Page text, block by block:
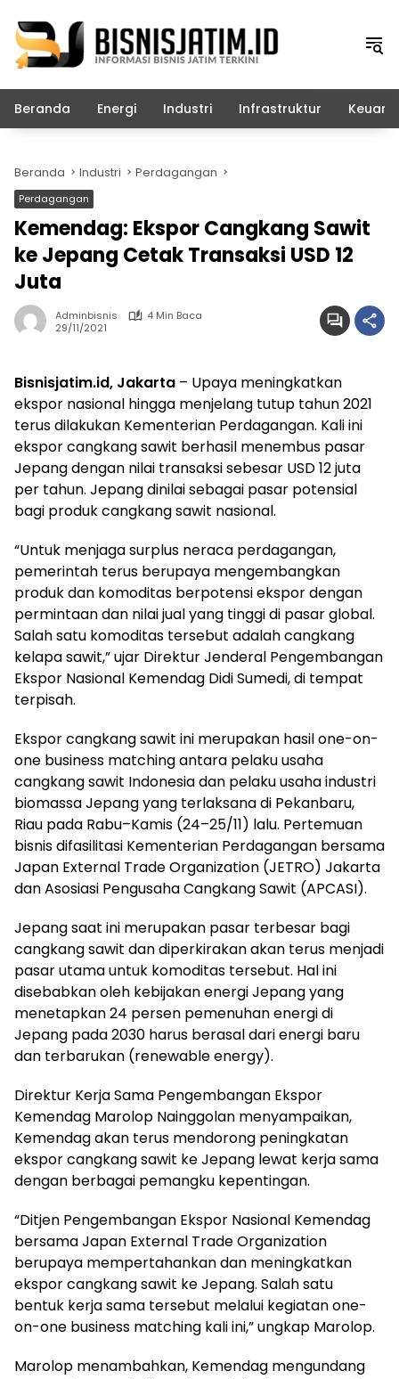
konten
Beranda Energi Industri Infrastruktur
Beranda Industri Perdagangan
Perdagangan
Kemendag: Ekspor Cangkang Sawit
ke Jepang Cetak Transaksi USD 12
Juta
Adminbisnis
4 Min Baca
29/11/2021
Bisnisjatim.id, Jakarta – Upaya meningkatkan
ekspor nasional hingga menjelang tutup tahun 2021
terus dilakukan Kementerian Perdagangan. Kali ini
ekspor cangkang sawit berhasil menembus pasar
Jepang dengan nilai transaksi sebesar USD 12 juta
per tahun. Jepang dinilai sebagai pasar potensial
bagi produk cangkang sawit nasional.
“Untuk menjaga surplus neraca perdagangan,
pemerintah terus berupaya mengembangkan
produk dan komoditas berpotensi ekspor dengan
permintaan dan nilai jual yang tinggi di pasar global.
Salah satu komoditas tersebut adalah cangkang
kelapa sawit,” ujar Direktur Jenderal Pengembangan
Ekspor Nasional Kemendag Didi Sumedi, di tempat
terpisah.
Ekspor cangkang sawit ini merupakan hasil one-on-
one business matching antara pelaku usaha
cangkang sawit Indonesia dan pelaku usaha industri
biomassa Jepang yang terlaksana di Pekanbaru,
Riau pada Rabu–Kamis (24–25/11) lalu. Pertemuan
bisnis difasilitasi Kementerian Perdagangan bersama
Japan External Trade Organization (JETRO) Jakarta
dan Asosiasi Pengusaha Cangkang Sawit (APCASI).
Jepang saat ini merupakan pasar terbesar bagi
cangkang sawit dan diperkirakan akan terus menjadi
pasar utama untuk komoditas tersebut. Hal ini
disebabkan oleh kebijakan energi Jepang yang
menetapkan 24 persen pemenuhan energi di
Jepang pada 2030 harus berasal dari energi baru
dan terbarukan (renewable energy).
Direktur Kerja Sama Pengembangan Ekspor
Kemendag Marolop Nainggolan menyampaikan,
Kemendag akan terus mendorong peningkatan
ekspor cangkang sawit ke Jepang lewat kerja sama
dengan berbagai pemangku kepentingan.
“Ditjen Pengembangan Ekspor Nasional Kemendag
bersama Japan External Trade Organization
berupaya mempertahankan dan meningkatkan
ekspor cangkang sawit ke Jepang. Salah satu
bentuk kerja sama tersebut melalui kegiatan one-
on-one business matching kali ini,” ungkap Marolop.
Marolop menambahkan, Kemendag mengundang